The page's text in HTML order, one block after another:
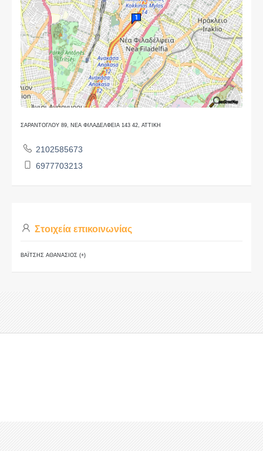
ΣΑΡΑΝΤΟΓΛΟΥ 89, ΝΕΑ ΦΙΛΑΔΕΛΦΕΙΑ 143 42, ΑΤΤΙΚΗ
2102585673
6977703213
Στοιχεία επικοινωνίας
ΒΑΪΤΣΗΣ ΑΘΑΝΑΣΙΟΣ (+)